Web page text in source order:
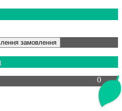
замовлення
0